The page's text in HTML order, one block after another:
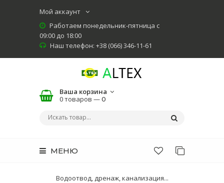
Мой аккаунт
Работаем понедельник-пятница с
09:00 до 18:00
Наш телефон: +38 (066) 346-11-61
Ваша корзина
0 товаров —0
МЕНЮ
Водоотвод, дренаж, канализация...